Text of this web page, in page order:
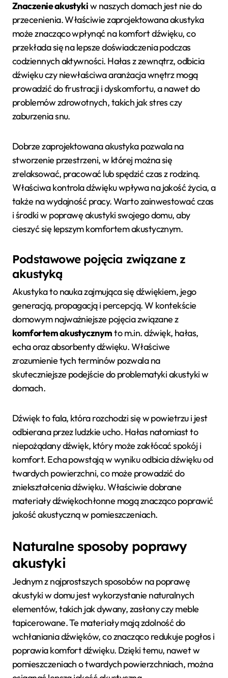
Znaczenie akustykiw naszych domach jest nie do
przecenienia. Właściwie zaprojektowana akustyka
może znacząco wpłynąć na komfort dźwięku, co
przekłada się na lepsze doświadczenia podczas
codziennych aktywności. Hałas z zewnątrz, odbicia
dźwięku czy niewłaściwa aranżacja wnętrz mogą
prowadzić do frustracji i dyskomfortu, a nawet do
problemów zdrowotnych, takich jak stres czy
zaburzenia snu.
Dobrze zaprojektowana akustyka pozwala na
stworzenie przestrzeni, w której można się
zrelaksować, pracować lub spędzić czas z rodziną.
Właściwa kontrola dźwięku wpływa na jakość życia, a
także na wydajność pracy. Warto zainwestować czas
i środki w poprawę akustyki swojego domu, aby
cieszyć się lepszym komfortem akustycznym.
Podstawowe pojęcia związane z
akustyką
Akustyka to nauka zajmująca się dźwiękiem, jego
generacją, propagacją i percepcją. W kontekście
domowym najważniejsze pojęcia związane z
komfortem akustycznymto m.in. dźwięk, hałas,
echa oraz absorbenty dźwięku. Właściwe
zrozumienie tych terminów pozwala na
skuteczniejsze podejście do problematyki akustyki w
domach.
Dźwięk to fala, która rozchodzi się w powietrzu i jest
odbierana przez ludzkie ucho. Hałas natomiast to
niepożądany dźwięk, który może zakłócać spokój i
komfort. Echa powstają w wyniku odbicia dźwięku od
twardych powierzchni, co może prowadzić do
zniekształcenia dźwięku. Właściwie dobrane
materiały dźwiękochłonne mogą znacząco poprawić
jakość akustyczną w pomieszczeniach.
Naturalne sposoby poprawy
akustyki
Jednym z najprostszych sposobów na poprawę
akustyki w domu jest wykorzystanie naturalnych
elementów, takich jak dywany, zasłony czy meble
tapicerowane. Te materiały mają zdolność do
wchłaniania dźwięków, co znacząco redukuje pogłos i
poprawia komfort dźwięku. Dzięki temu, nawet w
pomieszczeniach o twardych powierzchniach, można